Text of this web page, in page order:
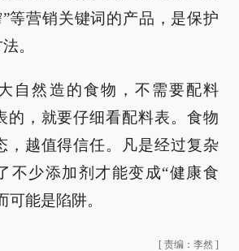
”等营销关键词的产品，是保护
。
自然造的食物，不需要配料
的，就要仔细看配料表。食物
，越值得信任。凡是经过复杂
不少添加剂才能变成“健康食
可能是陷阱。
[ 责编：李然 ]